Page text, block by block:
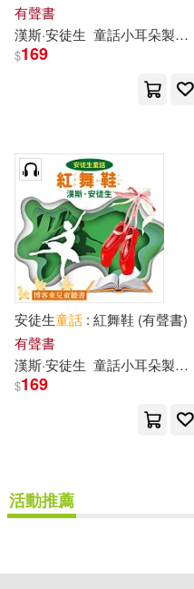
有聲書
漢斯·安徒生 童話小耳朵製作
$169
安徒生童話 : 紅舞鞋 (有聲書)
有聲書
漢斯·安徒生 童話小耳朵製作
$169
活動推薦